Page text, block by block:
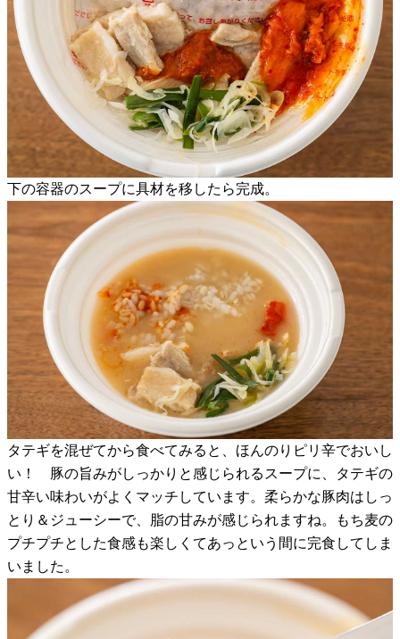
下の容器のスープに具材を移したら完成。
タテギを混ぜてから食べてみると、ほんのりピリ辛でおいし
い！ 豚の旨みがしっかりと感じられるスープに、タテギの
甘辛い味わいがよくマッチしています。柔らかな豚肉はしっ
とり＆ジューシーで、脂の甘みが感じられますね。もち麦の
プチプチとした食感も楽しくてあっという間に完食してしま
いました。